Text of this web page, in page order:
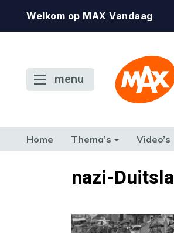
Welkom op MAX Vandaag
menu
Home Thema’s Video’s
TERUG NAAR TOEN
nazi-